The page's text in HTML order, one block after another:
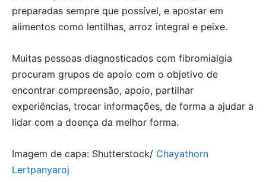
preparadas sempre que possível, e apostar em
alimentos como lentilhas, arroz integral e peixe.
Muitas pessoas diagnosticados com fibromialgia
procuram grupos de apoio com o objetivo de
encontrar compreensão, apoio, partilhar
experiências, trocar informações, de forma a ajudar a
lidar com a doença da melhor forma.
Imagem de capa: Shutterstock/ Chayathorn
Lertpanyaroj